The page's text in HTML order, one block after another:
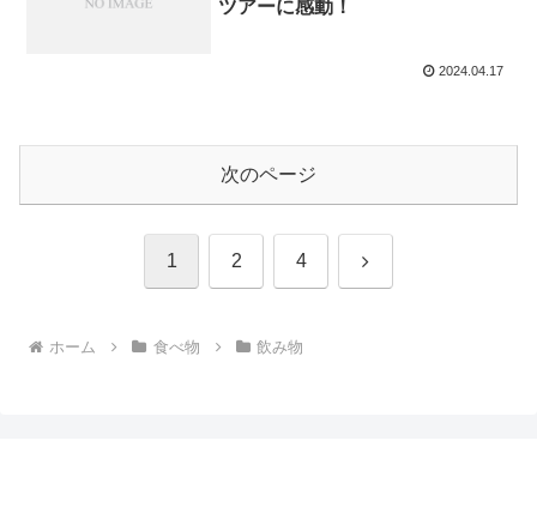
ツアーに感動！
2024.04.17
次のページ
1 2 4 次
ホーム 食べ物 飲み物